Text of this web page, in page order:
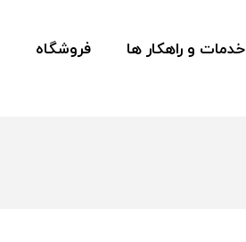
خدمات و راهکار ها فروشگاه